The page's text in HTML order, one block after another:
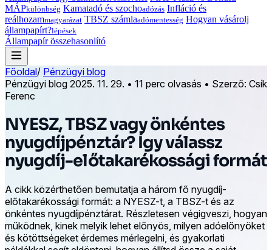
MÁPkülönbség Kamatadó és szochoadózás Infláció és
reálhozammagyarázat TBSZ számlaadómentesség Hogyan vásárolj
állampapírt?lépések
Állampapír összehasonlító
Főoldal/ Pénzügyi blog
Pénzügyi blog 2025. 11. 29. • 11 perc olvasás • Szerző: Csík
Ferenc
NYESZ, TBSZ vagy önkéntes
nyugdíjpénztár? Így válassz
nyugdíj-előtakarékossági formát
A cikk közérthetően bemutatja a három fő nyugdíj-
előtakarékossági formát: a NYESZ-t, a TBSZ-t és az
önkéntes nyugdíjpénztárat. Részletesen végigveszi, hogyan
működnek, kinek melyik lehet előnyös, milyen adóelőnyöket
és kötöttségeket érdemes mérlegelni, és gyakorlati